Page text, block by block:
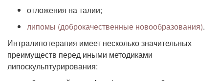
отложения на талии;
липомы (доброкачественные новообразования).
Интралипотерапия имеет несколько значительных
преимуществ перед иными методиками
липоскульптурирования: